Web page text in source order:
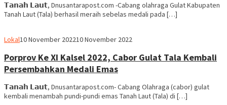
𝗧𝗮𝗻𝗮𝗵 𝗟𝗮𝘂𝘁, Dnusantarapost.com -Cabang olahraga Gulat Kabupaten
Tanah Laut (Tala) berhasil meraih sebelas medali pada […]
LokalBen
10 November 202210 November 2022
Porprov Ke XI Kalsel 2022, Cabor Gulat Tala Kembali
Persembahkan Medali Emas
𝗧𝗮𝗻𝗮𝗵 𝗟𝗮𝘂𝘁, Dnusantarapost.com- Cabang Olahraga (cabor) gulat
kembali menambah pundi-pundi emas Tanah Laut (Tala) di […]